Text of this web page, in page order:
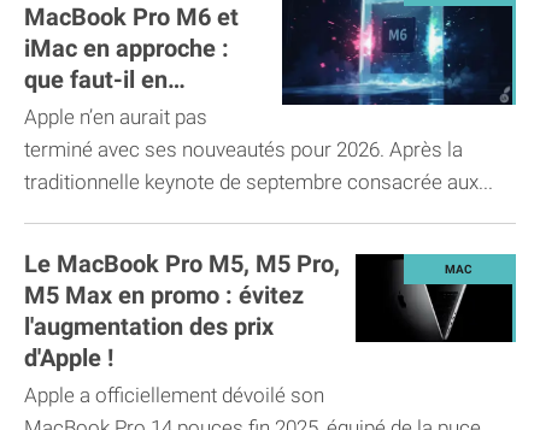
MacBook Pro M6 et
iMac en approche :
que faut-il en
attendre ?
Apple n’en aurait pas
terminé avec ses nouveautés pour 2026. Après la
traditionnelle keynote de septembre consacrée aux...
Le MacBook Pro M5, M5 Pro,
M5 Max en promo : évitez
l'augmentation des prix
d'Apple !
Apple a officiellement dévoilé son